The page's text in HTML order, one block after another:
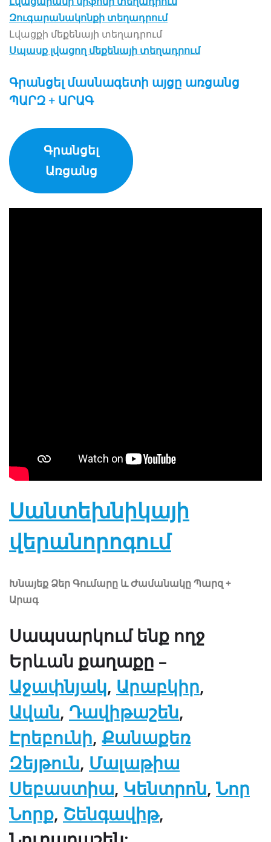
Զուգարանակոնքի տեղադրում
Լվացքի մեքենայի տեղադրում
Սպասք լվացող մեքենայի տեղադրում
Գրանցել մասնագետի այցը առցանց
ՊԱՐԶ + ԱՐԱԳ
Գրանցել
Առցանց
Սանտեխնիկայի
վերանորոգում
Խնայեք Ձեր Գումարը և Ժամանակը Պարզ +
Արագ
Սապսարկում ենք ողջ
Երևան քաղաքը –
Աջափնյակ, Արաբկիր,
Ավան, Դավիթաշեն,
Էրեբունի, Քանաքեռ
Զեյթուն, Մալաթիա
Սեբաստիա, Կենտրոն, Նոր
Նորք, Շենգավիթ,